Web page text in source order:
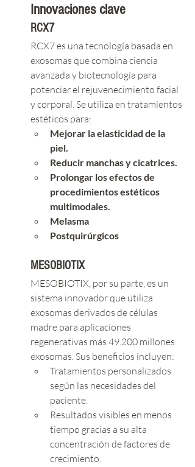
Innovaciones clave
RCX7
RCX7 es una tecnología basada en
exosomas que combina ciencia
avanzada y biotecnología para
potenciar el rejuvenecimiento facial
y corporal. Se utiliza en tratamientos
estéticos para:
Mejorar la elasticidad de la
piel.
Reducir manchas y cicatrices.
Prolongar los efectos de
procedimientos estéticos
multimodales.
Melasma
Postquirúrgicos
MESOBIOTIX
MESOBIOTIX, por su parte, es un
sistema innovador que utiliza
exosomas derivados de células
madre para aplicaciones
regenerativas más 49.200 millones
exosomas. Sus beneficios incluyen:
Tratamientos personalizados
según las necesidades del
paciente.
Resultados visibles en menos
tiempo gracias a su alta
concentración de factores de
crecimiento.